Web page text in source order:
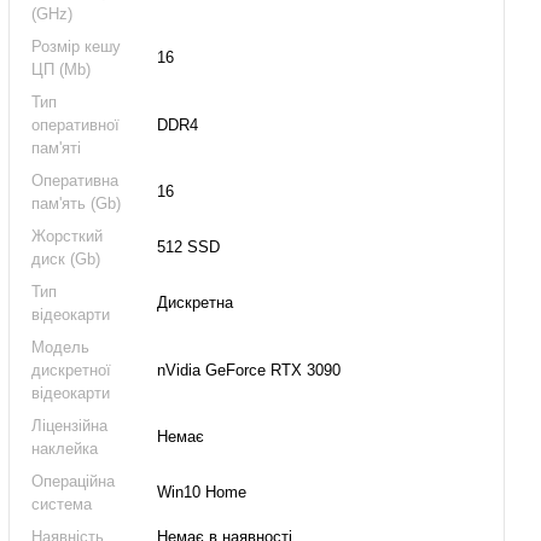
(GHz)
Розмір кешу
ЦП (Mb)
16
Тип
оперативної
пам'яті
DDR4
Оперативна
пам'ять (Gb)
16
Жорсткий
диск (Gb)
512 SSD
Тип
відеокарти
Дискретна
Модель
дискретної
відеокарти
nVidia GeForce RTX 3090
Ліцензійна
наклейка
Немає
Операційна
система
Win10 Home
Наявність
Немає в наявності